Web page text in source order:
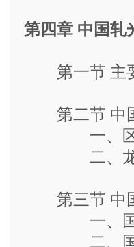
第四章 中国轧
第一节 主要
第二节 中国
一、区域
二、龙头
第三节 中国
一、国外
二、国内